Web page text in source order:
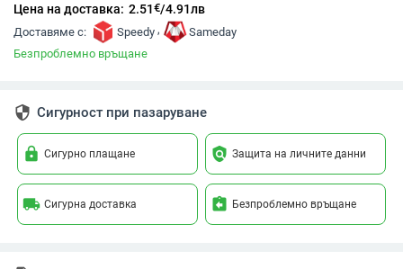
Цена на доставка: 2.51€/4.91лв
Доставяме с: Speedy ,
Sameday
Безпроблемно връщане
security Сигурност при пазаруване
lock Сигурно плащане policy Защита на личните данни
local_shipping Сигурна доставка assignment_return Безпроблемно връщане